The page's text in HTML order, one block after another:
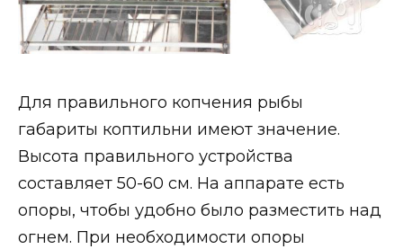
Для правильного копчения рыбы
габариты коптильни имеют значение.
Высота правильного устройства
составляет 50-60 см. На аппарате есть
опоры, чтобы удобно было разместить над
огнем. При необходимости опоры